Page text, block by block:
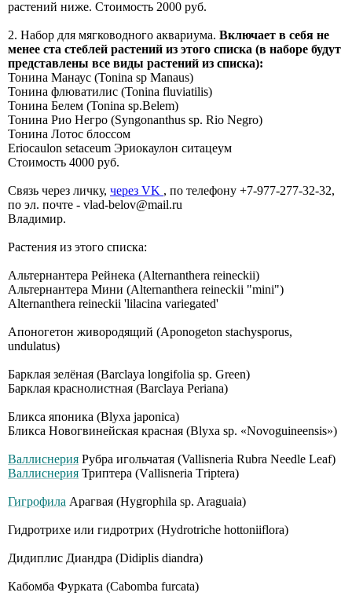
растений ниже. Стоимость 2000 руб.
2. Набор для мягководного аквариума. Включает в себя не
менее ста стеблей растений из этого списка (в наборе будут
представлены все виды растений из списка):
Тонина Манаус (Tonina sp Manaus)
Тонина флюватилис (Tonina fluviatilis)
Тонина Белем (Tonina sp.Belem)
Тонина Рио Негро (Syngonanthus sp. Rio Negro)
Тонина Лотос блоссом
Eriocaulon setaceum Эриокаулон ситацеум
Стоимость 4000 руб.
Связь через личку, через VK , по телефону +7-977-277-32-32,
по эл. почте - vlad-belov@mail.ru
Владимир.
Растения из этого списка:
Альтернантера Рейнека (Alternanthera reineckii)
Альтернантера Мини (Alternanthera reineckii "mini")
Alternanthera reineckii 'lilacina variegated'
Апоногетон живородящий (Aponogeton stachysporus,
undulatus)
Барклая зелёная (Barclaya longifolia sp. Green)
Барклая краснолистная (Barclaya Periana)
Бликса японика (Blyxa japonica)
Бликса Новогвинейская красная (Blyxa sp. «Novoguineensis»)
Валлиснерия Рубра игольчатая (Vallisneria Rubrа Nееdlе Lеаf)
Валлиснерия Триптера (Vаllisnеriа Тriрtеrа)
Гигрофила Арагвая (Hygrophila sp. Araguaia)
Гидротрихе или гидротрих (Hydrotriche hottoniiflora)
Дидиплис Диандра (Didiplis diandra)
Кабомба Фурката (Cabomba furcata)